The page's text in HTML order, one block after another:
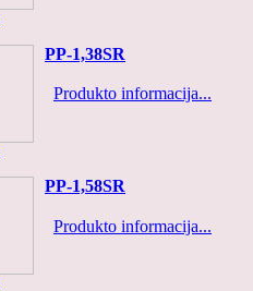
PP-1,38SR
Produkto informacija...
PP-1,58SR
Produkto informacija...